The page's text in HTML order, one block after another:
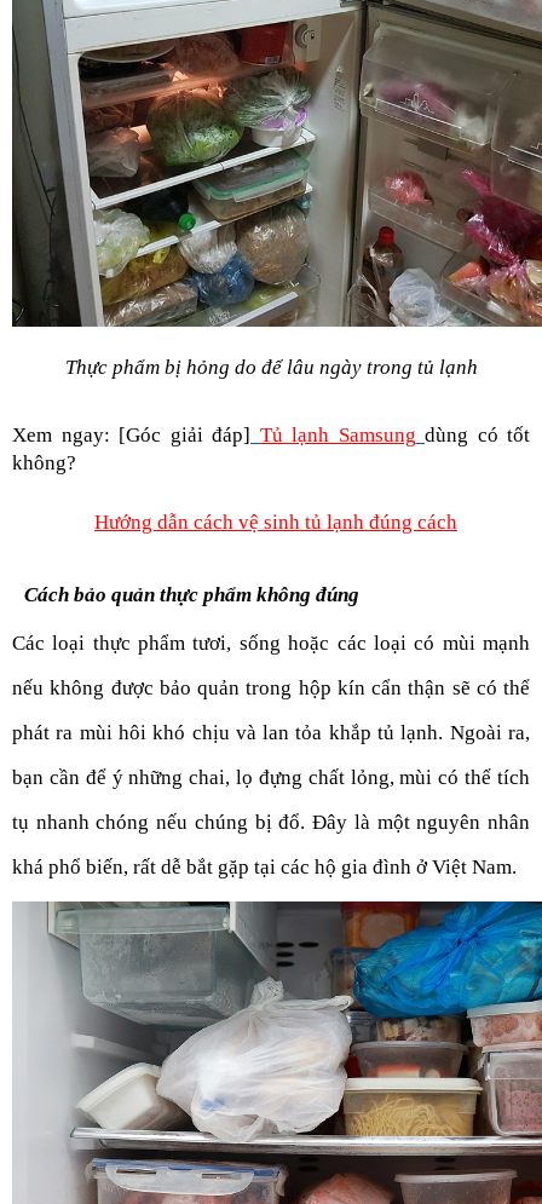
Thực phẩm bị hỏng do để lâu ngày trong tủ lạnh
Xem ngay: [Góc giải đáp] Tủ lạnh Samsung dùng có tốt
không?
Hướng dẫn cách vệ sinh tủ lạnh đúng cách
Cách bảo quản thực phẩm không đúng
Các loại thực phẩm tươi, sống hoặc các loại có mùi mạnh
nếu không được bảo quản trong hộp kín cẩn thận sẽ có thể
phát ra mùi hôi khó chịu và lan tỏa khắp tủ lạnh. Ngoài ra,
bạn cần để ý những chai, lọ đựng chất lỏng, mùi có thể tích
tụ nhanh chóng nếu chúng bị đổ. Đây là một nguyên nhân
khá phổ biến, rất dễ bắt gặp tại các hộ gia đình ở Việt Nam.